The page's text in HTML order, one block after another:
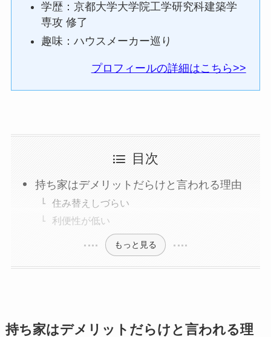
学歴：京都大学大学院工学研究科建築学
専攻 修了
趣味：ハウスメーカー巡り
プロフィールの詳細はこちら>>
目次
持ち家はデメリットだらけと言われる理由
住み替えしづらい
利便性が低い
もっと見る
持ち家はデメリットだらけと言われる理